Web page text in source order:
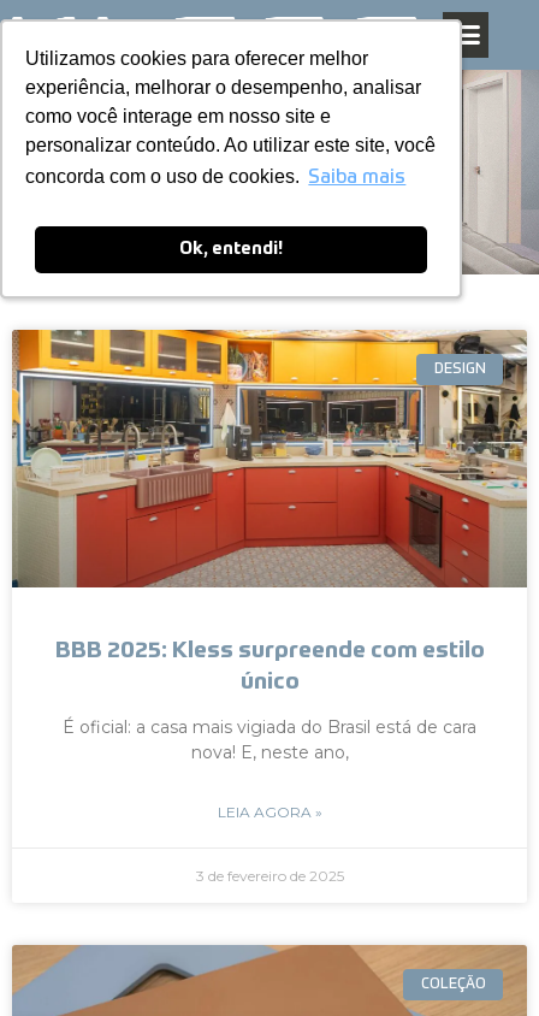
Utilizamos cookies para oferecer melhor
experiência, melhorar o desempenho, analisar
como você interage em nosso site e
personalizar conteúdo. Ao utilizar este site, você
concorda com o uso de cookies. Saiba mais
Ok, entendi!
Utilizamos cookies para oferecer melhor
experiência, melhorar o desempenho, analisar
como você interage em nosso site e
personalizar conteúdo. Ao utilizar este site, você
concorda com o uso de cookies. Saiba mais
Ok, entendi!
Pular
para
o
conteúdo
Blog
DESIGN
BBB 2025: Kless surpreende com estilo
único
É oficial: a casa mais vigiada do Brasil está de cara
nova! E, neste ano,
LEIA AGORA »
3 de fevereiro de 2025
COLEÇÃO